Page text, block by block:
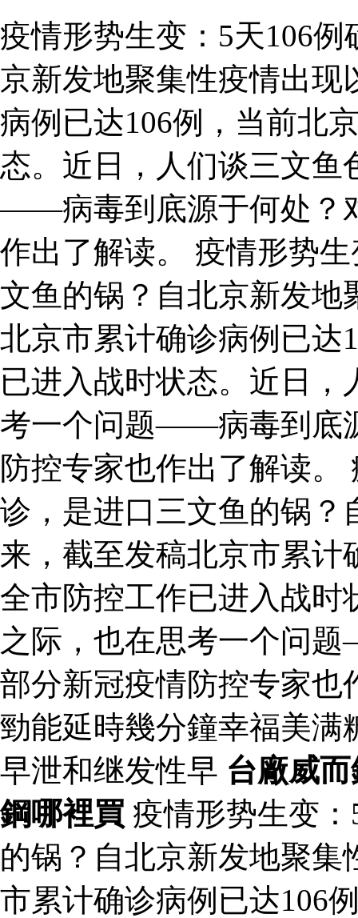
疫情形势生变：5天106
京新发地聚集性疫情出现
病例已达106例，当前北
态。近日，人们谈三文鱼
——病毒到底源于何处？
作出了解读。 疫情形势
文鱼的锅？自北京新发地
北京市累计确诊病例已达
已进入战时状态。近日
考一个问题——病毒到底
防控专家也作出了解读。
诊，是进口三文鱼的锅？
来，截至发稿北京市累计
全市防控工作已进入战时
之际，也在思考一个问
部分新冠疫情防控专家
勁能延時幾分鐘幸福美满
早泄和继发性早 台廠威
鋼哪裡買 疫情形势生变
的锅？自北京新发地聚
市累计确诊病例已达106